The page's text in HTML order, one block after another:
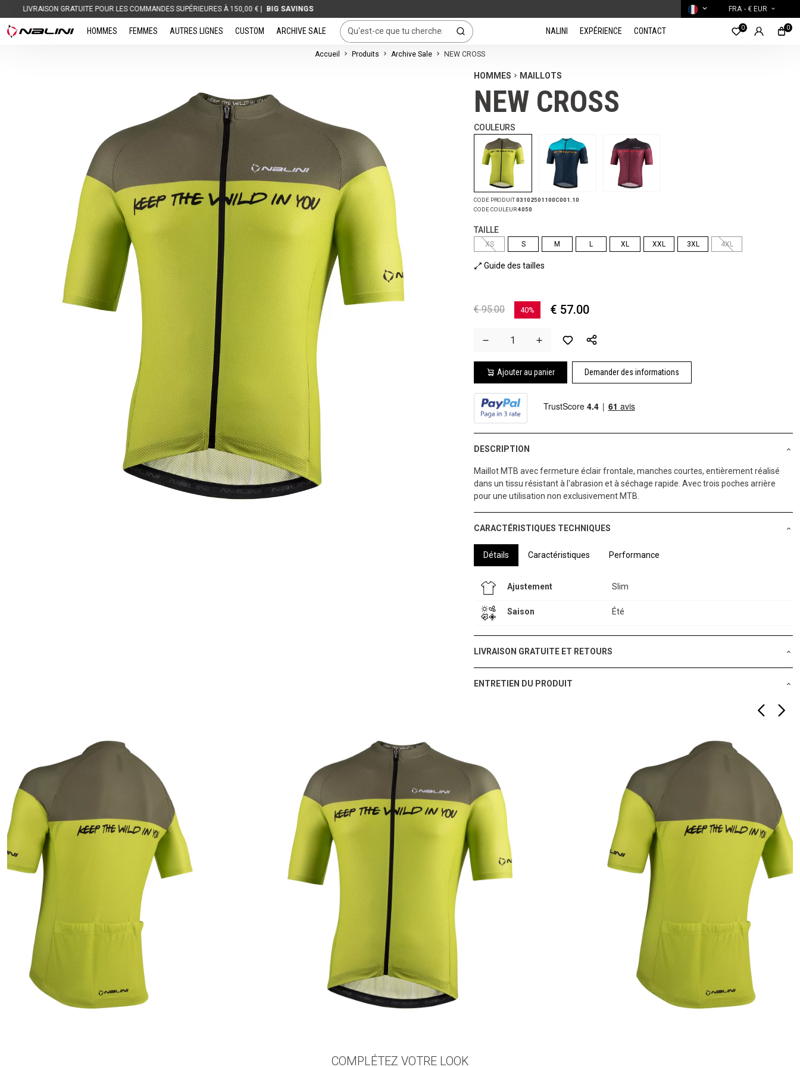
POUR LES COMMANDES SUPÉRIEURES À 150,00 € | BIG SAVINGS FRA - € EUR
HOMMES FEMMES AUTRES LIGNES CUSTOM ARCHIVE SALE NALINI EXPÉRIENCE CONTACT 0 0
Accueil Produits Archive Sale NEW CROSS
HOMMES MAILLOTS
NEW CROSS
COULEURS
CODE PRODUIT03102501100C001.10
CODE COULEUR4050
TAILLE
XS S M L XL XXL 3XL 4XL
Guide des tailles
€ 95.00 40% € 57.00
Ajouter au panier Demander des informations
DESCRIPTION
Maillot MTB avec fermeture éclair frontale, manches courtes, entièrement réalisé
dans un tissu résistant à l'abrasion et à séchage rapide. Avec trois poches arrière
pour une utilisation non exclusivement MTB.
CARACTÉRISTIQUES TECHNIQUES
Détails Caractéristiques Performance
Ajustement Slim
Saison Été
LIVRAISON GRATUITE ET RETOURS
ENTRETIEN DU PRODUIT
COMPLÉTEZ VOTRE LOOK